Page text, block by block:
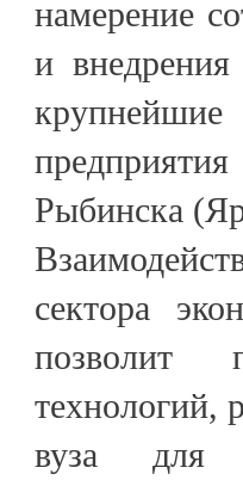
намерение
и внедрения
Рыбинска
сектора
позволит
технологий,
вуза для